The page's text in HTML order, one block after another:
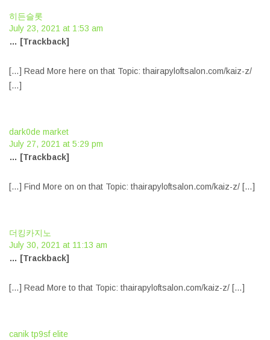
히든슬롯
July 23, 2021 at 1:53 am
… [Trackback]
[…] Read More here on that Topic: thairapyloftsalon.com/kaiz-z/
[…]
dark0de market
July 27, 2021 at 5:29 pm
… [Trackback]
[…] Find More on on that Topic: thairapyloftsalon.com/kaiz-z/ […]
더킹카지노
July 30, 2021 at 11:13 am
… [Trackback]
[…] Read More to that Topic: thairapyloftsalon.com/kaiz-z/ […]
canik tp9sf elite